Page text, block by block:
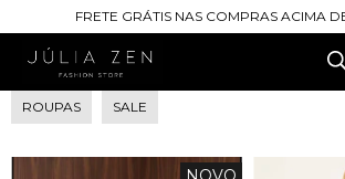
FRETE GRÁTIS NAS COMPRAS ACIMA
ROUPAS SALE